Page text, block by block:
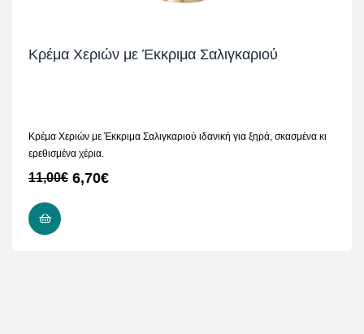
Κρέμα Χεριών με Έκκριμα Σαλιγκαριού
Κρέμα Χεριών με Έκκριμα Σαλιγκαριού ιδανική για ξηρά, σκασμένα κι
ερεθισμένα χέρια.
11,00€ 6,70€